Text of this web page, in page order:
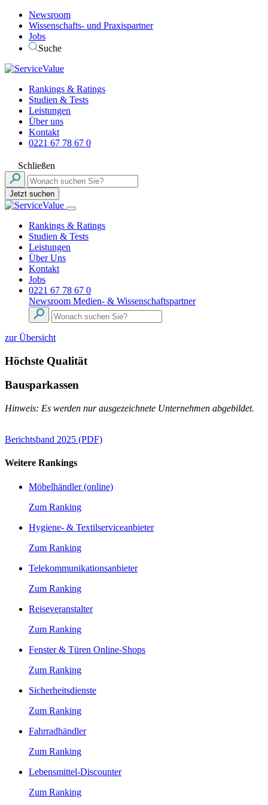
Newsroom
Wissenschafts- und Praxispartner
Jobs
Suche
Rankings & Ratings
Studien & Tests
Leistungen
Über uns
Kontakt
0221 67 78 67 0
Schließen
Jetzt suchen
Rankings & Ratings
Studien & Tests
Leistungen
Über Uns
Kontakt
Jobs
0221 67 78 67 0
Newsroom Medien- & Wissenschaftspartner
zur Übersicht
Höchste Qualität
Bausparkassen
Hinweis: Es werden nur ausgezeichnete Unternehmen abgebildet.
Berichtsband 2025 (PDF)
Weitere Rankings
Möbelhändler (online)
Zum Ranking
Hygiene- & Textilserviceanbieter
Zum Ranking
Telekommunikationsanbieter
Zum Ranking
Reiseveranstalter
Zum Ranking
Fenster & Türen Online-Shops
Zum Ranking
Sicherheitsdienste
Zum Ranking
Fahrradhändler
Zum Ranking
Lebensmittel-Discounter
Zum Ranking